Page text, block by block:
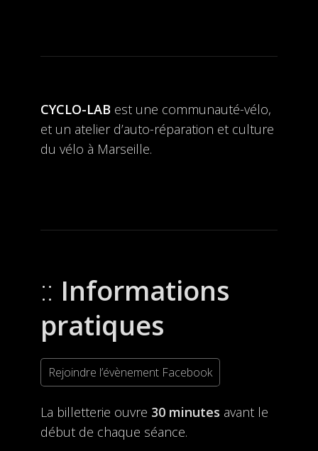
CYCLO-LAB est une communauté-vélo,
et un atelier d’auto-réparation et culture
du vélo à Marseille.
Informations
pratiques
Rejoindre l’évènement Facebook
La billetterie ouvre 30 minutes avant le
début de chaque séance.